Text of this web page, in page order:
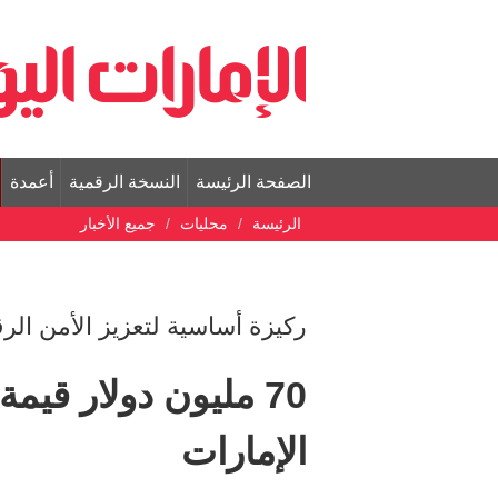
الصفحة الرئيسة النسخة الرقمية أعمدة
الرئيسة محليات جميع الأخبار
ركيزة أساسية لتعزيز الأمن
70 مليون دولار
الإمارات